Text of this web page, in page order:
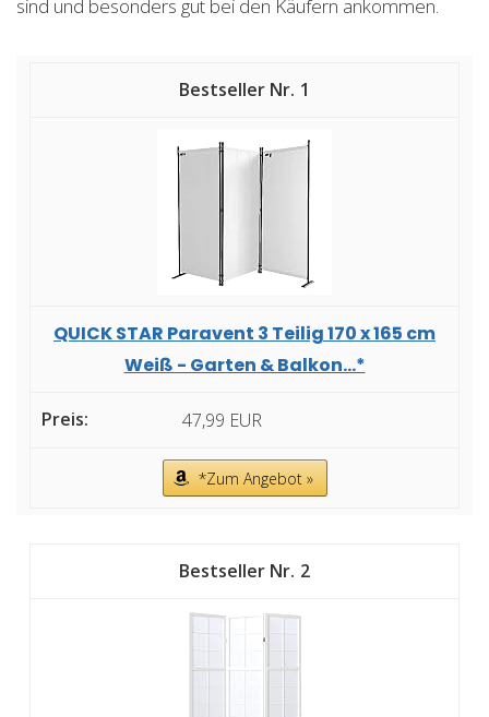
sind und besonders gut bei den Käufern ankommen.
1
QUICK STAR Paravent 3 Teilig 170 x 165 cm
Weiß - Garten & Balkon...*
47,99 EUR
*Zum Angebot »
2